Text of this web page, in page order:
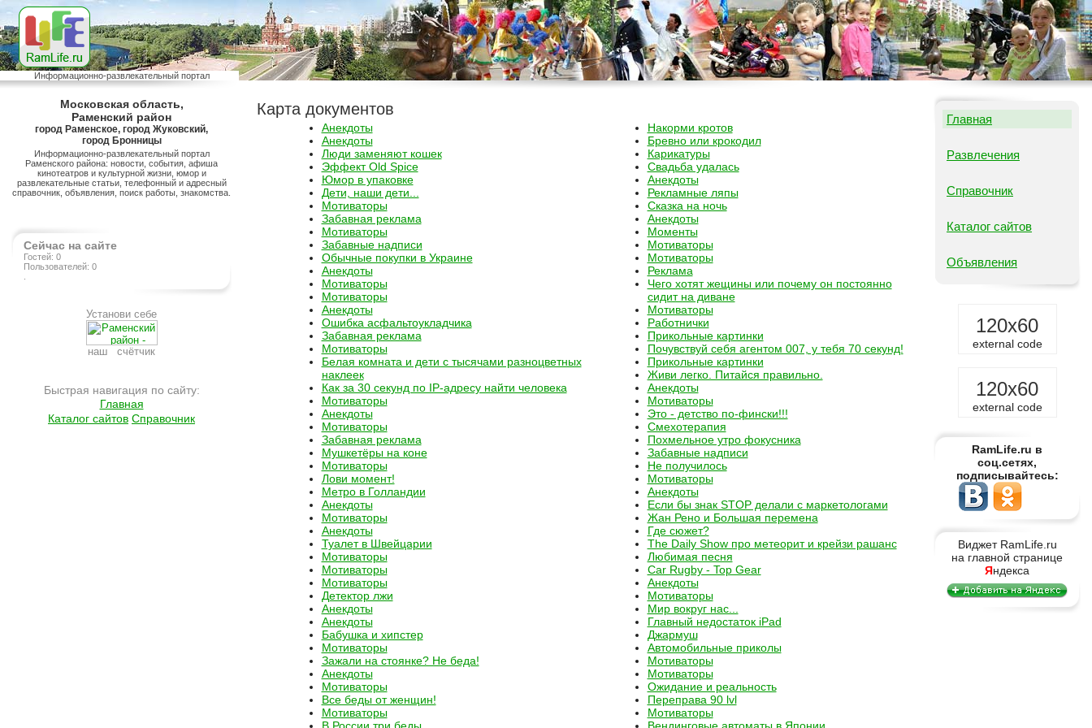
Информационно-развлекательный портал
Московская область,
Раменский район
город Раменское, город Жуковский,
город Бронницы
Информационно-развлекательный портал
Раменского района: новости, события, афиша
кинотеатров и культурной жизни, юмор и
развлекательные статьи, телефонный и адресный
справочник, объявления, поиск работы, знакомства.
Сейчас на сайте
Гостей: 0
Пользователей: 0
Установи себе
наш счётчик
Быстрая навигация по сайту:
Главная
Каталог сайтов Справочник
Карта документов
Анекдоты
Анекдоты
Люди заменяют кошек
Эффект Old Spice
Юмор в упаковке
Дети, наши дети...
Мотиваторы
Забавная реклама
Мотиваторы
Забавные надписи
Обычные покупки в Украине
Анекдоты
Мотиваторы
Мотиваторы
Анекдоты
Ошибка асфальтоукладчика
Забавная реклама
Мотиваторы
Белая комната и дети с тысячами разноцветных
наклеек
Как за 30 секунд по IP-адресу найти человека
Мотиваторы
Анекдоты
Мотиваторы
Забавная реклама
Мушкетёры на коне
Мотиваторы
Лови момент!
Метро в Голландии
Анекдоты
Мотиваторы
Анекдоты
Туалет в Швейцарии
Мотиваторы
Мотиваторы
Мотиваторы
Детектор лжи
Анекдоты
Анекдоты
Бабушка и хипстер
Мотиваторы
Зажали на стоянке? Не беда!
Анекдоты
Мотиваторы
Все беды от женщин!
Мотиваторы
Накорми кротов
Бревно или крокодил
Карикатуры
Свадьба удалась
Анекдоты
Рекламные ляпы
Сказка на ночь
Анекдоты
Моменты
Мотиваторы
Мотиваторы
Реклама
Чего хотят жещины или почему он постоянно
сидит на диване
Мотиваторы
Работнички
Прикольные картинки
Почувствуй себя агентом 007, у тебя 70 секунд!
Прикольные картинки
Живи легко. Питайся правильно.
Анекдоты
Мотиваторы
Это - детство по-фински!!!
Смехотерапия
Похмельное утро фокусника
Забавные надписи
Не получилось
Мотиваторы
Анекдоты
Если бы знак STOP делали с маркетологами
Жан Рено и Большая перемена
Где сюжет?
The Daily Show про метеорит и крейзи рашанс
Любимая песня
Car Rugby - Top Gear
Анекдоты
Мотиваторы
Мир вокруг нас...
Главный недостаток iPad
Джармуш
Автомобильные приколы
Мотиваторы
Мотиваторы
Ожидание и реальность
Переправа 90 lvl
Мотиваторы
Главная
Развлечения
Справочник
Каталог сайтов
Объявления
120x60
external code
120x60
external code
RamLife.ru в
соц.сетях,
подписывайтесь:
Виджет RamLife.ru
на главной странице
Яндекса